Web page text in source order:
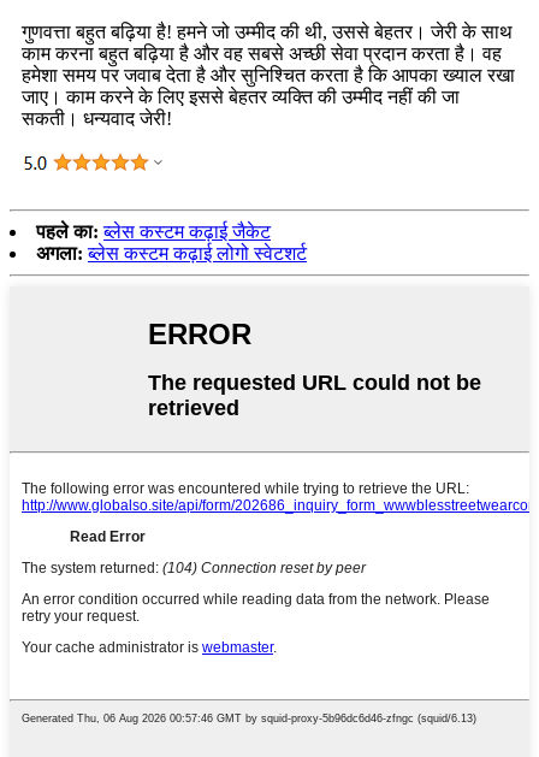
गुणवत्ता बहुत बढ़िया है! हमने जो उम्मीद की थी, उससे बेहतर। जेरी के साथ
काम करना बहुत बढ़िया है और वह सबसे अच्छी सेवा प्रदान करता है। वह
हमेशा समय पर जवाब देता है और सुनिश्चित करता है कि आपका ख्याल रखा
जाए। काम करने के लिए इससे बेहतर व्यक्ति की उम्मीद नहीं की जा
सकती। धन्यवाद जेरी!
पहले का: ब्लेस कस्टम कढ़ाई जैकेट
अगला: ब्लेस कस्टम कढ़ाई लोगो स्वेटशर्ट